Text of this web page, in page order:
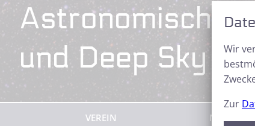
Astronomische
und Deep Sky
VEREIN NEWS
Wir
Zur